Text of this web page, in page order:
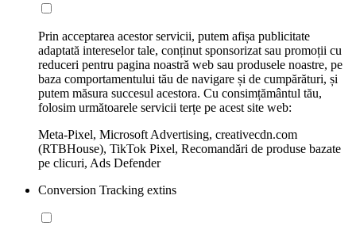
Prin acceptarea acestor servicii, putem afișa publicitate
adaptată intereselor tale, conținut sponsorizat sau promoții cu
reduceri pentru pagina noastră web sau produsele noastre, pe
baza comportamentului tău de navigare și de cumpărături, și
putem măsura succesul acestora. Cu consimțământul tău,
folosim următoarele servicii terțe pe acest site web:
Meta-Pixel, Microsoft Advertising, creativecdn.com
(RTBHouse), TikTok Pixel, Recomandări de produse bazate
pe clicuri, Ads Defender
Conversion Tracking extins